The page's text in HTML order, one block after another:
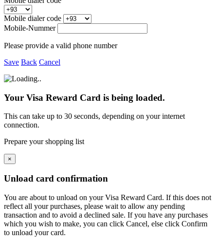
Mobile dialer code
Mobile-Nummer
Please provide a valid phone number
Save Back Cancel
Your Visa Reward Card is being loaded.
This can take up to 30 seconds, depending on your internet
connection.
Prepare your shopping list
×
Unload card confirmation
You are about to unload on yourVisa Reward Card. If this does not
reflect all your purchases, please wait to allow any pending
transaction and to avoid a declined sale. If you have any purchases
which you wish to make, you can click Cancel, else click Confirm
to unload your card.